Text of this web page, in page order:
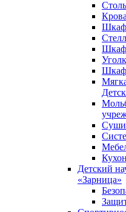
Детский
«Зарница»